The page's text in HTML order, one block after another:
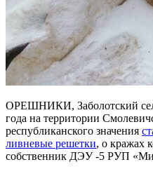
ОРЕШНИКИ, Заболотский
года на территории
республиканского значения
ливневые решетки, о кражах
собственник ДЭУ -5 РУП